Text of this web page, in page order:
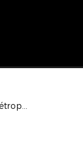
Futsal (D1) : le Nantes Métropole accroche le KB United (3-3)